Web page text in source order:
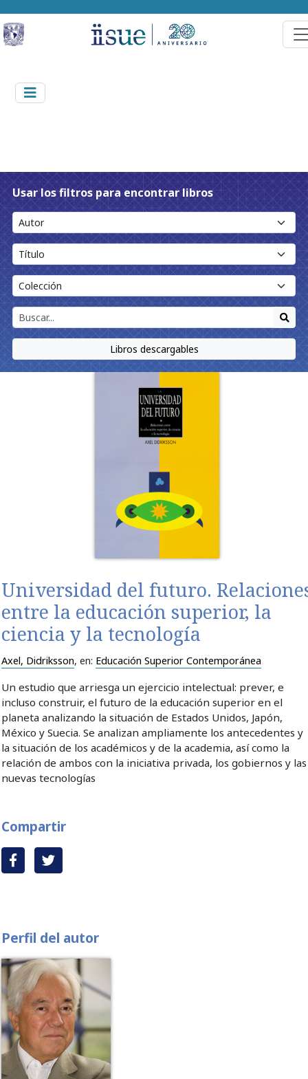
Usar los filtros para encontrar libros
Libros descargables
Universidad del futuro.
entre la educación superior, la
ciencia y la tecnología
Axel, Didriksson, en: Educación Superior Contemporánea
Un estudio que arriesga un ejercicio intelectual: prever, e
incluso construir, el futuro de la educación superior en el
planeta analizando la situación de Estados Unidos, Japón,
México y Suecia. Se analizan ampliamente los antecedentes y
la situación de los académicos y de la academia, así como la
relación de ambos con la iniciativa privada, los gobiernos y las
nuevas tecnologías
Compartir
Perfil del autor